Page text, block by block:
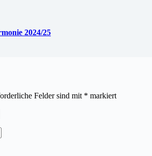
2024/25
Felder sind mit * markiert